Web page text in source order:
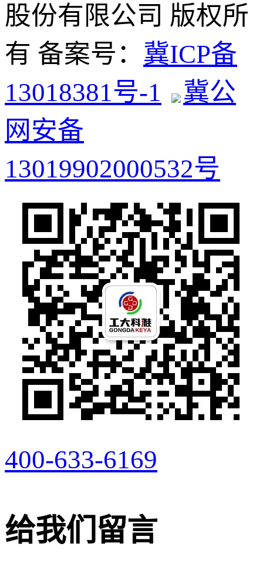
股份有限公司 版权所
有 备案号： 冀ICP备
13018381号-1
冀公
网安备
13019902000532号
400-633-6169
给我们留言